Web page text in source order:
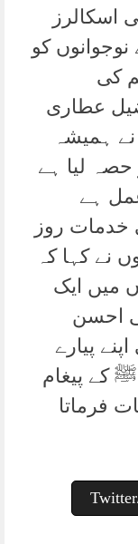
کو
کی
عطاری
ہمیشہ
لیا ہے
ہے
خدمات روز
نے کہا کہ
میں ایک
احسن
پیارے
کے پیغام
فرماتا